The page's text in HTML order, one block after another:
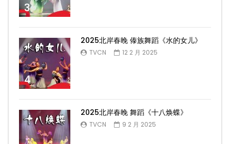
3
4
2025北岸春晚 傣族舞蹈《水的女儿》
TVCN 12 2 月 2025
2025北岸春晚 舞蹈《十八焕蝶》
TVCN 9 2 月 2025